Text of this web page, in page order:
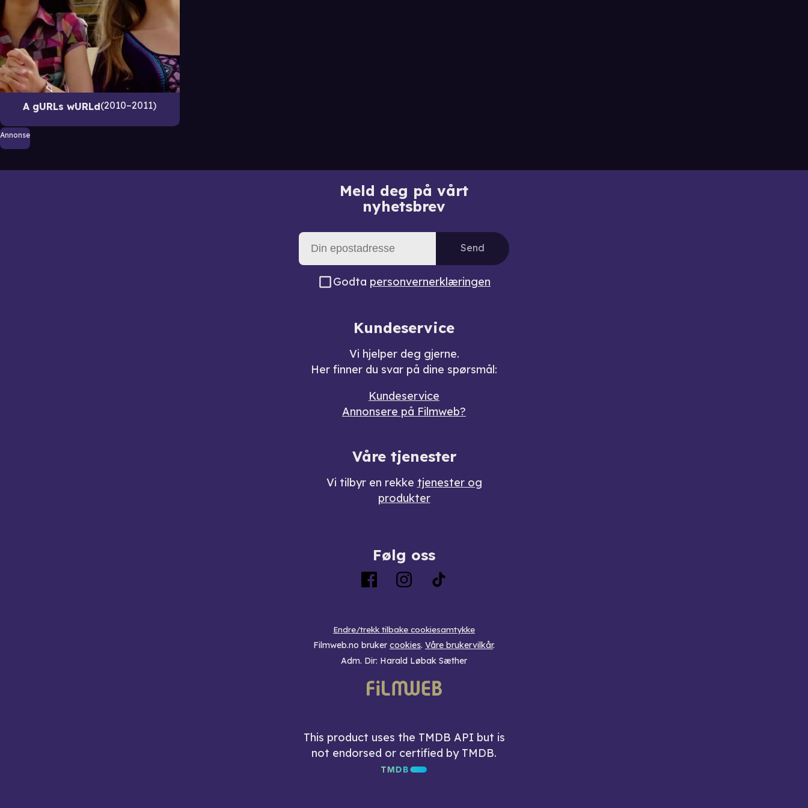
A gURLs wURLd 2010–2011
Annonse
Meld deg på vårt
nyhetsbrev
Send
Godta personvernerklæringen
Kundeservice
Vi hjelper deg gjerne.
Her finner du svar på dine spørsmål:
Kundeservice
Annonsere på Filmweb?
Våre tjenester
Vi tilbyr en rekke tjenester og
produkter
Følg oss
Endre/trekk tilbake cookiesamtykke
Filmweb.no bruker cookies. Våre brukervilkår.
Adm. Dir: Harald Løbak Sæther
This product uses the TMDB API but is
not endorsed or certified by TMDB.